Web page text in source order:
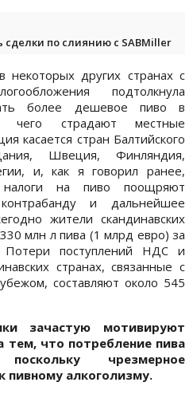
сделки по слиянию с SABMiller
некоторых других странах с
подтолкнула
более дешевое пиво в
чего страдают местные
касается стран Балтийского
Швеция, Финляндия,
и, как я говорил ранее,
налоги на пиво поощряют
и дальнейшее
жители скандинавских
млн л пива (1 млрд евро) за
Потери поступлений НДС и
странах, связанные с
составляют около 545
зачастую мотивируют
тем, что потребление пива
чрезмерное
пивному алкоголизму.